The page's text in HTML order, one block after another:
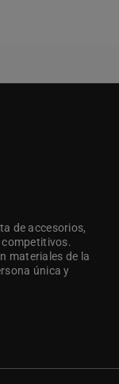
de accesorios,
materiales de la
única y